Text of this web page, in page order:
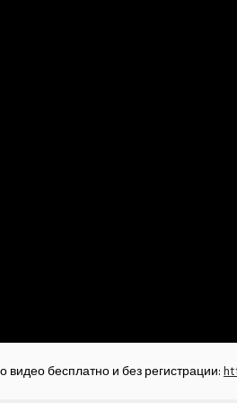
видео бесплатно и без регистрации: